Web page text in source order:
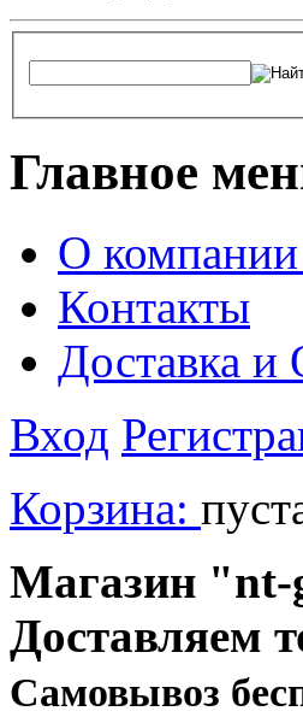
Главное
О
Контакты
Доставка и
Вход
Корзина:
Магазин "nt-
Доставляем
Cамовывоз